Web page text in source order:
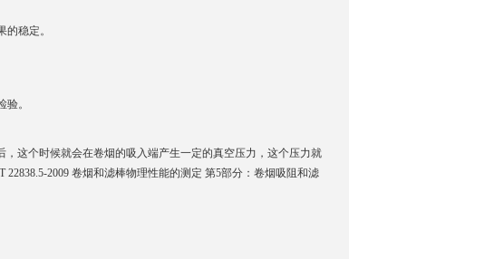
稳定。
。
这个时候就会在卷烟的吸入端产生一定的真空压力，这个压力就
22838.5-2009 卷烟和滤棒物理性能的测定 第5部分：卷烟吸阻和滤